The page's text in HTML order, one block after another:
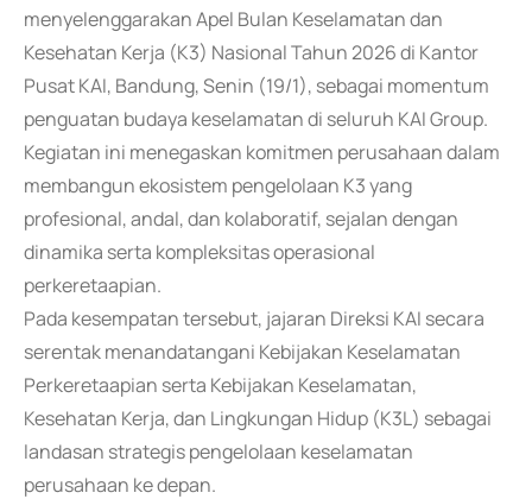
menyelenggarakan Apel Bulan Keselamatan dan
Kesehatan Kerja (K3) Nasional Tahun 2026 di Kantor
Pusat KAI, Bandung, Senin (19/1), sebagai momentum
penguatan budaya keselamatan di seluruh KAI Group.
Kegiatan ini menegaskan komitmen perusahaan dalam
membangun ekosistem pengelolaan K3 yang
profesional, andal, dan kolaboratif, sejalan dengan
dinamika serta kompleksitas operasional
perkeretaapian.
Pada kesempatan tersebut, jajaran Direksi KAI secara
serentak menandatangani Kebijakan Keselamatan
Perkeretaapian serta Kebijakan Keselamatan,
Kesehatan Kerja, dan Lingkungan Hidup (K3L) sebagai
landasan strategis pengelolaan keselamatan
perusahaan ke depan.